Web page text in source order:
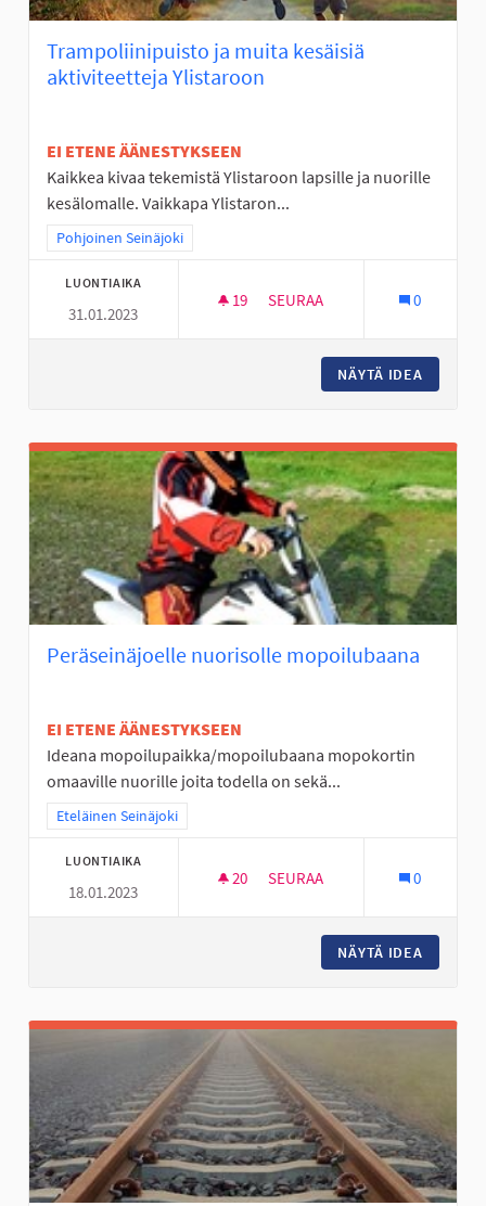
Trampoliinipuisto ja muita kesäisiä
aktiviteetteja Ylistaroon
EI ETENE ÄÄNESTYKSEEN
Kaikkea kivaa tekemistä Ylistaroon lapsille ja nuorille
kesälomalle. Vaikkapa Ylistaron...
Rajaa tulokset teeman mukaan: Pohjoinen Seinäjoki
Pohjoinen Seinäjoki
LUONTIAIKA
31.01.2023
19 19 SEURAAJAA
SEURAA 0
NÄYTÄ IDEA
Peräseinäjoelle nuorisolle mopoilubaana
EI ETENE ÄÄNESTYKSEEN
Ideana mopoilupaikka/mopoilubaana mopokortin
omaaville nuorille joita todella on sekä...
Rajaa tulokset teeman mukaan: Eteläinen Seinäjoki
Eteläinen Seinäjoki
LUONTIAIKA
18.01.2023
20 20 SEURAAJAA
SEURAA 0
NÄYTÄ IDEA